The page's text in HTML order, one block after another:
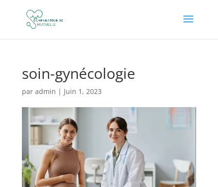
soin-gynécologie
par admin | Juin 1, 2023